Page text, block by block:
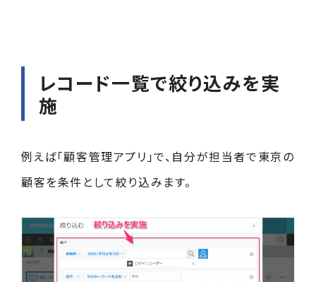
レコード一覧で絞り込みを実
施
例えば「顧客管理アプリ」で、自分が担当者で東京の
顧客を条件として絞り込みます。